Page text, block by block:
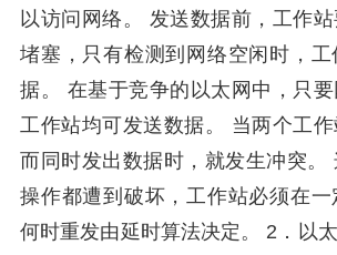
以访问网络。 发送数据前，工作
堵塞，只有检测到网络空闲时，
据。 在基于竞争的以太网中，只
工作站均可发送数据。 当两个工
而同时发出数据时，就发生冲突。
操作都遭到破坏，工作站必须在一
何时重发由延时算法决定。 2．以